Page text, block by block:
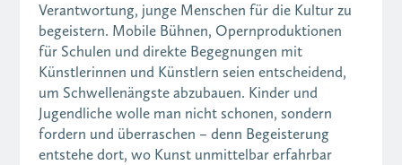
Verantwortung, junge Menschen für die Kultur zu
begeistern. Mobile Bühnen, Opernproduktionen
für Schulen und direkte Begegnungen mit
Künstlerinnen und Künstlern seien entscheidend,
um Schwellenängste abzubauen. Kinder und
Jugendliche wolle man nicht schonen, sondern
fordern und überraschen – denn Begeisterung
entstehe dort, wo Kunst unmittelbar erfahrbar